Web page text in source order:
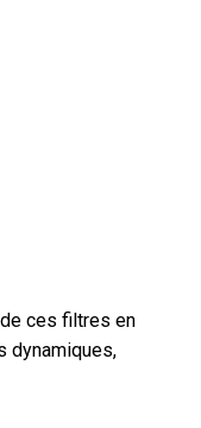
ces filtres en
dynamiques,